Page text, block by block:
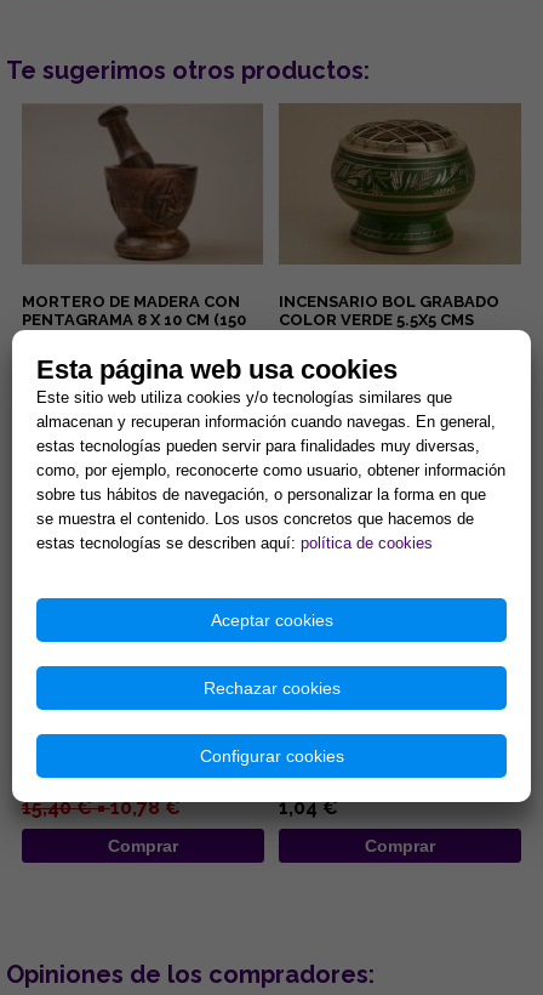
Te sugerimos otros productos:
MORTERO DE MADERA CON
PENTAGRAMA 8 X 10 CM (150
El mortero de madera con
pentagrama de 8 x 10 cm (150
gramos) es una herramienta
esotérica para el uso en alta...
14,90 €
Comprar
INCENSARIO BOL GRABADO
COLOR VERDE 5.5X5 CMS
...
13,94 €
Comprar
15,40 € =10,78 €
Comprar
INCENSARIOS DE MADERA 25,5
CM
1,04 €
Comprar
Opiniones de los compradores:
Esta página web usa cookies
Este sitio web utiliza cookies y/o tecnologías similares que
almacenan y recuperan información cuando navegas. En general,
estas tecnologías pueden servir para finalidades muy diversas,
como, por ejemplo, reconocerte como usuario, obtener información
sobre tus hábitos de navegación, o personalizar la forma en que
se muestra el contenido. Los usos concretos que hacemos de
estas tecnologías se describen aquí: política de cookies
Aceptar cookies
Rechazar cookies
Configurar cookies